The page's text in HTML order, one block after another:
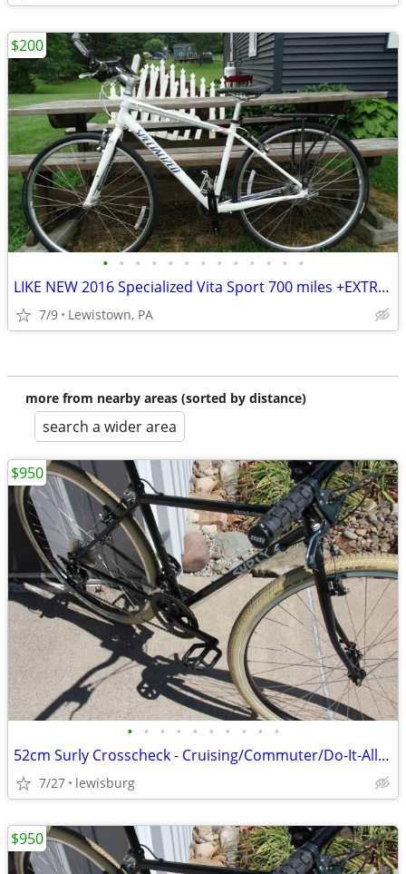
• • • • • • • • • • • • •
LIKE NEW 2016 Specialized Vita Sport 700 miles +EXTRAS
7/9 Lewistown, PA
$200
more from nearby areas (sorted by distance)
search a wider area
• • • • • • • • • •
52cm Surly Crosscheck - Cruising/Commuter/Do-It-All Bike
7/27 lewisburg
$950
$950